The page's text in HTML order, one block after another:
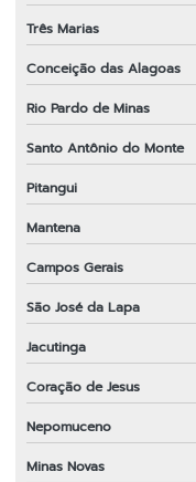
Três Marias
Conceição das Alagoas
Rio Pardo de Minas
Santo Antônio do Monte
Pitangui
Mantena
Campos Gerais
São José da Lapa
Jacutinga
Coração de Jesus
Nepomuceno
Minas Novas